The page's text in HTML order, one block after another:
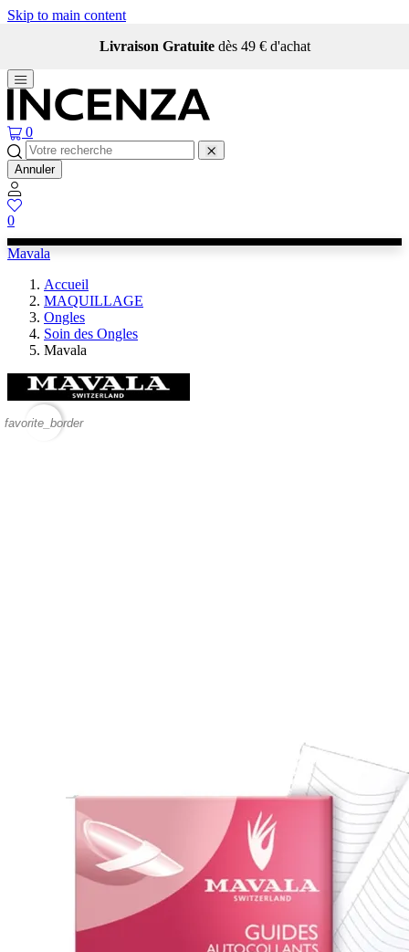
Skip to main content
Livraison Gratuite dès 49 € d'achat
0
Annuler
0
Mavala
Accueil
MAQUILLAGE
Ongles
Soin des Ongles
Mavala
favorite_border